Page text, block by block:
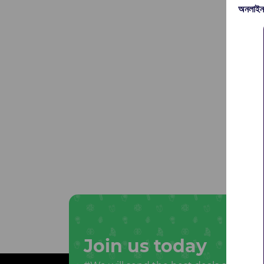
Join us today